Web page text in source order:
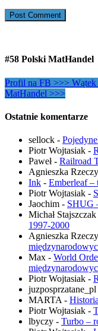
#58 Polski MatHandel
Profil na FB >>>
MatHandel >>>
Ostatnie komentarze
sellock -
Piotr Wojtasiak -
Paweł- Railroad
Agnieszka
Ink - Emberleaf –
Piotr Wojtasiak -
Jaochim - SHUG
Michał Stajszczak
1997-2000
Agnieszka
Max - World
Piotr Wojtasiak -
juzposprzatane_pl
MARTA -
Piotr Wojtasiak -
lbyczy - Turbo –